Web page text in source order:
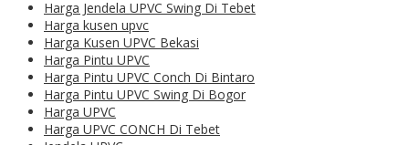
Harga Jendela UPVC Swing Di Tebet
Harga kusen upvc
Harga Kusen UPVC Bekasi
Harga Pintu UPVC
Harga Pintu UPVC Conch Di Bintaro
Harga Pintu UPVC Swing Di Bogor
Harga UPVC
Harga UPVC CONCH Di Tebet